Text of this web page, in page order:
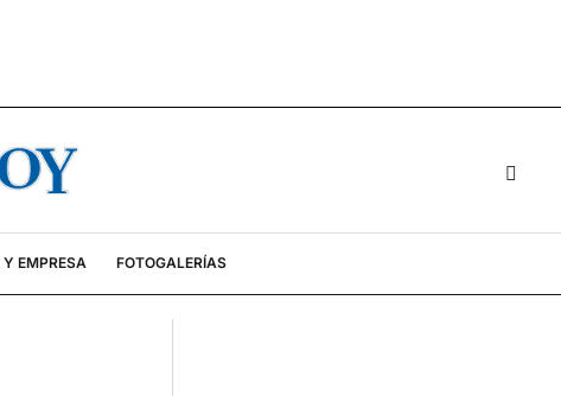
Y EMPRESA FOTOGALERÍAS